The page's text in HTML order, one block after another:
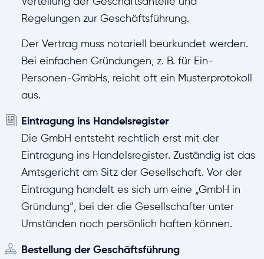
Regelungen zur Geschäftsführung.
Der Vertrag muss notariell beurkundet werden.
Bei einfachen Gründungen, z. B. für Ein-
Personen-GmbHs, reicht oft ein Musterprotokoll
aus.
Eintragung ins Handelsregister
Die GmbH entsteht rechtlich erst mit der
Eintragung ins Handelsregister. Zuständig ist das
Amtsgericht am Sitz der Gesellschaft. Vor der
Eintragung handelt es sich um eine „GmbH in
Gründung“, bei der die Gesellschafter unter
Umständen noch persönlich haften können.
Bestellung der Geschäftsführung